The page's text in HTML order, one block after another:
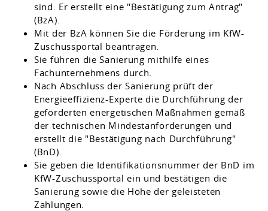
sind. Er erstellt eine "Bestätigung zum Antrag"
(BzA).
Mit der BzA können Sie die Förderung im KfW-
Zuschussportal beantragen.
Sie führen die Sanierung mithilfe eines
Fachunternehmens durch.
Nach Abschluss der Sanierung prüft der
Energieeffizienz-Experte die Durchführung der
geförderten energetischen Maßnahmen gemäß
der technischen Mindestanforderungen und
erstellt die "Bestätigung nach Durchführung"
(BnD).
Sie geben die Identifikationsnummer der BnD im
KfW-Zuschussportal ein und bestätigen die
Sanierung sowie die Höhe der geleisteten
Zahlungen.